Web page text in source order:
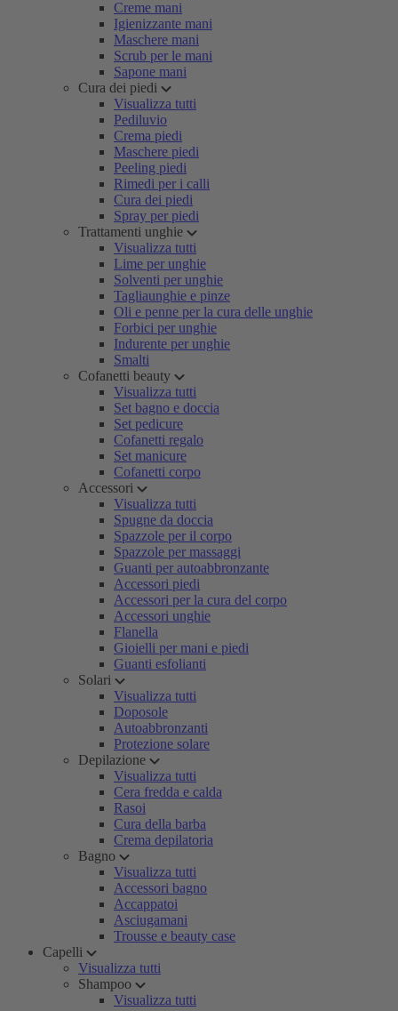
Creme mani
Igienizzante mani
Maschere mani
Scrub per le mani
Sapone mani
Cura dei piedi
Visualizza tutti
Pediluvio
Crema piedi
Maschere piedi
Peeling piedi
Rimedi per i calli
Cura dei piedi
Spray per piedi
Trattamenti unghie
Visualizza tutti
Lime per unghie
Solventi per unghie
Tagliaunghie e pinze
Oli e penne per la cura delle unghie
Forbici per unghie
Indurente per unghie
Smalti
Cofanetti beauty
Visualizza tutti
Set bagno e doccia
Set pedicure
Cofanetti regalo
Set manicure
Cofanetti corpo
Accessori
Visualizza tutti
Spugne da doccia
Spazzole per il corpo
Spazzole per massaggi
Guanti per autoabbronzante
Accessori piedi
Accessori per la cura del corpo
Accessori unghie
Flanella
Gioielli per mani e piedi
Guanti esfolianti
Solari
Visualizza tutti
Doposole
Autoabbronzanti
Protezione solare
Depilazione
Visualizza tutti
Cera fredda e calda
Rasoi
Cura della barba
Crema depilatoria
Bagno
Visualizza tutti
Accessori bagno
Accappatoi
Asciugamani
Trousse e beauty case
Capelli
Visualizza tutti
Shampoo
Visualizza tutti